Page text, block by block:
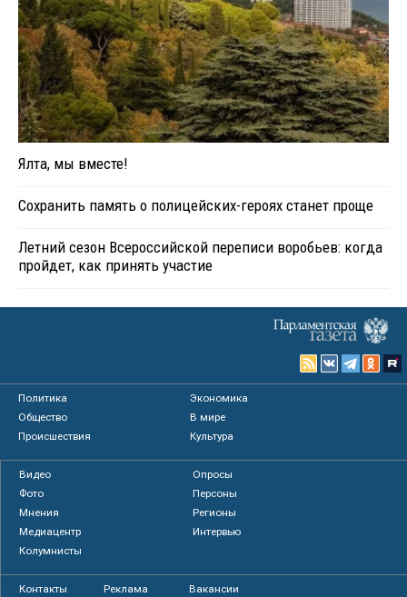
Ялта, мы вместе!
Сохранить память о полицейских-героях станет проще
Летний сезон Всероссийской переписи воробьев: когда
пройдет, как принять участие
Политика
Экономика
Общество
В мире
Происшествия
Культура
Видео
Опросы
Фото
Персоны
Мнения
Регионы
Медиацентр
Интервью
Колумнисты
Контакты Реклама Вакансии